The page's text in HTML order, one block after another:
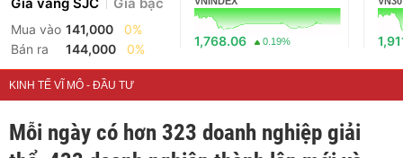
Mua vào 141,000
0%
Bán ra
144,000 0%
1,768.06 0.19%
KINH TẾ VĨ MÔ - ĐẦU TƯ
Mỗi ngày có hơn 323 doanh nghiệp giải